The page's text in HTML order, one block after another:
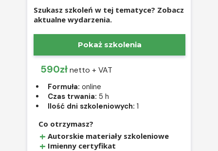
Szukasz szkoleń w tej tematyce? Zobacz
aktualne wydarzenia.
Pokaż szkolenia
590złnetto + VAT
Formuła: online
Czas trwania: 5 h
Ilość dni szkoleniowych: 1
Co otrzymasz?
Autorskie materiały szkoleniowe
Imienny certyfikat